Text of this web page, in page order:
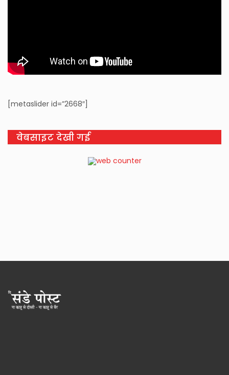
[metaslider id=”2668″]
वेबसाइट देखी गई